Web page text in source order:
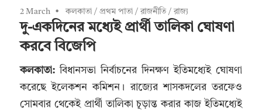
2 March কলকাতা / প্রথম পাতা /রাজনীতি /রাজ্য
দু-একদিনের মধ্যেই প্রার্থী তালিকা ঘোষণা
করবে বিজেপি
কলকাতা: বিধানসভা নির্বাচনের দিনক্ষণ ইতিমধ্যেই ঘোষণা
করেছে ইলেকশন কমিশন। রাজ্যের শাসকদলের তরফেও
সোমবার থেকেই প্রার্থী তালিকা চূড়ান্ত করার কাজ ইতিমধ্যেই